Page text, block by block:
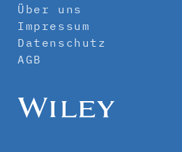
Über uns
Impressum
Datenschutz
AGB